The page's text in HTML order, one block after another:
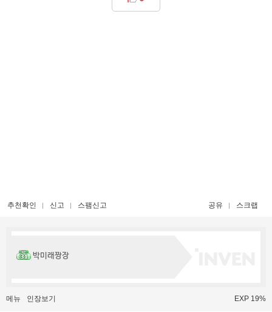
추천확인 신고 스팸신고 공유 스크랩
박미래짱장
메뉴 인장보기 EXP 19%